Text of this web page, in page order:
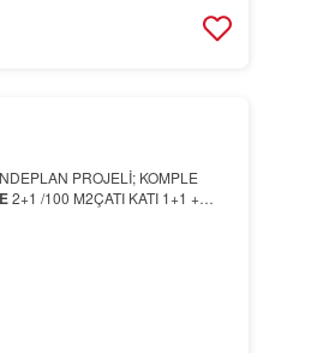
PROJELİ; KOMPLE
2+1 /100 M2ÇATI KATI 1+1 +